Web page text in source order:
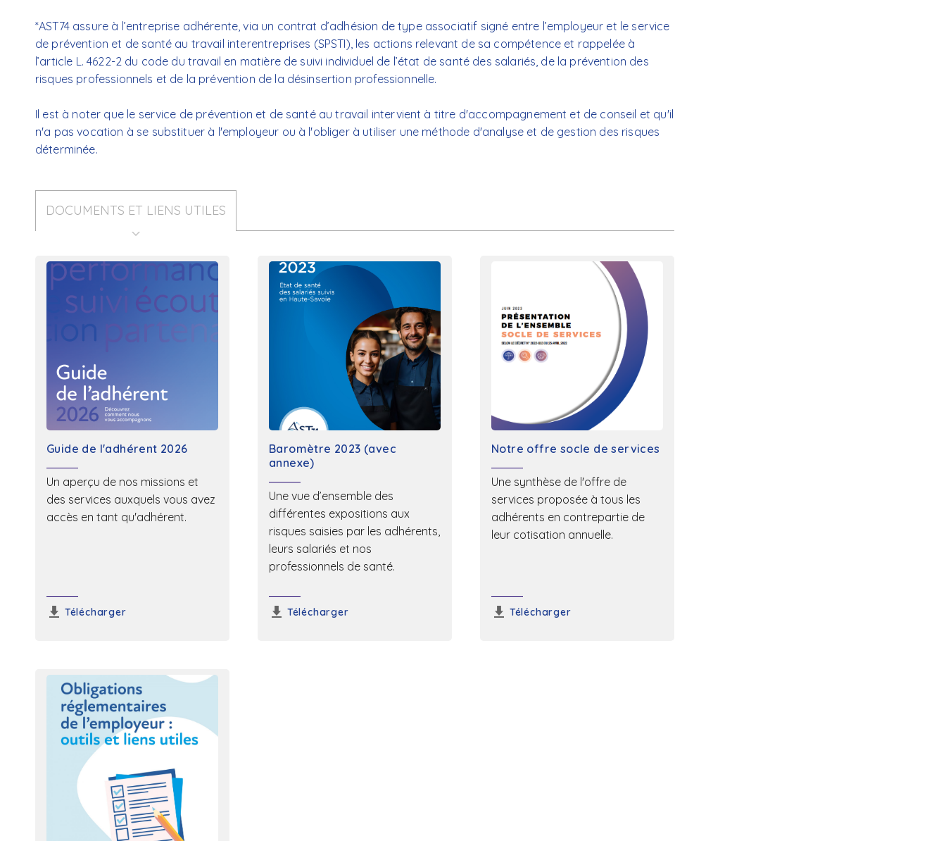
*AST74 assure à l’entreprise adhérente, via un contrat d’adhésion de type associatif signé entre l’employeur et le service
de prévention et de santé au travail interentreprises (SPSTI), les actions relevant de sa compétence et rappelée à
l’article L. 4622-2 du code du travail en matière de suivi individuel de l’état de santé des salariés, de la prévention des
risques professionnels et de la prévention de la désinsertion professionnelle.
Il est à noter que le service de prévention et de santé au travail intervient à titre d'accompagnement et de conseil et qu'il
n'a pas vocation à se substituer à l'employeur ou à l'obliger à utiliser une méthode d'analyse et de gestion des risques
déterminée.
DOCUMENTS ET LIENS UTILES
Guide de l'adhérent 2026
Un aperçu de nos missions et
des services auxquels vous avez
accès en tant qu'adhérent.
Télécharger
Baromètre 2023 (avec
annexe)
Une vue d’ensemble des
différentes expositions aux
risques saisies par les adhérents,
leurs salariés et nos
professionnels de santé.
Télécharger
Notre offre socle de services
Une synthèse de l'offre de
services proposée à tous les
adhérents en contrepartie de
leur cotisation annuelle.
Télécharger